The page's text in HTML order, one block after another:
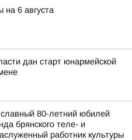
на 6 августа
дан старт юнармейской
славный 80-летний юбилей
брянского теле- и
работник культуры